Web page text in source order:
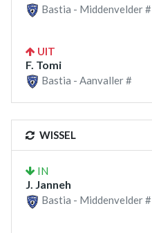
Bastia - Middenvelder #
UIT
F. Tomi
Bastia - Aanvaller #
WISSEL
IN
J. Janneh
Bastia - Middenvelder #